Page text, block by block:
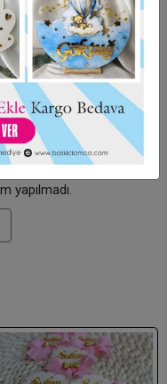
İade ve Değişim
yapılmadı.